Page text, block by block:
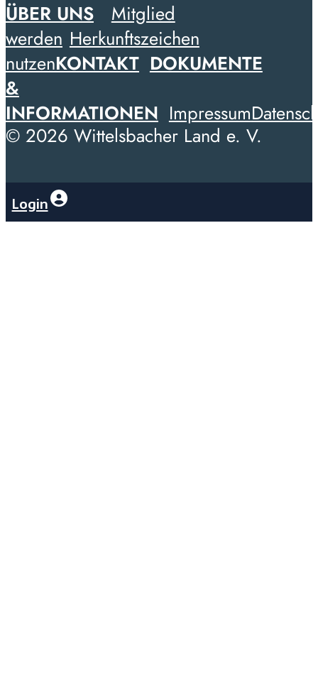
ÜBER UNS
Mitglied
werden Herkunftszeichen
nutzenKONTAKT DOKUMENTE
&
INFORMATIONEN Impressum
© 2026 Wittelsbacher Land e. V.
Login